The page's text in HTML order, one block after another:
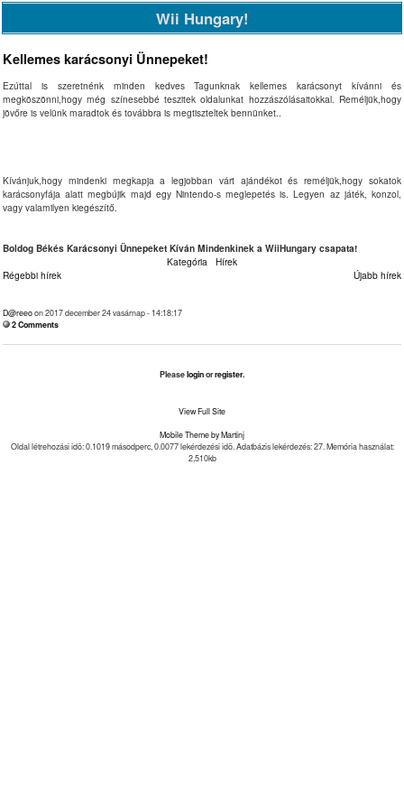
Wii Hungary!
Kellemes karácsonyi Ünnepeket!
Ezúttal is szeretnénk minden kedves Tagunknak kellemes karácsonyt kívánni és
megköszönni,hogy még színesebbé teszitek oldalunkat hozzászólásaitokkal. Reméljük,hogy
jövőre is velünk maradtok és továbbra is megtiszteltek bennünket..
Kívánjuk,hogy mindenki megkapja a legjobban várt ajándékot és reméljük,hogy sokatok
karácsonyfája alatt megbújik majd egy Nintendo-s meglepetés is. Legyen az játék, konzol,
vagy valamilyen kiegészítő.
Boldog Békés Karácsonyi Ünnepeket Kíván Mindenkinek a WiiHungary csapata!
Kategória Hírek
Régebbi hírek
Újabb hírek
D@reeoon 2017 december 24 vasárnap - 14:18:17
2 Comments
Pleaseloginorregister.
View Full Site
Mobile Theme by Martinj
Oldal létrehozási idõ: 0.1019 másodperc, 0.0077 lekérdezési idõ. Adatbázis lekérdezés: 27. Memória használat:
2,510kb